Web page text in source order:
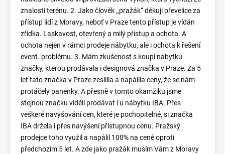
znalosti terénu. 2. Jako člověk ,,pražák“ děkuji převelice za
přístup lidí z Moravy, neboť v Praze tento přístup je vídán
zřídka. Laskavost, otevřený a milý přístup a ochota. A
ochota nejen v rámci prodeje nábytku, ale i ochota k řešení
event. problému. 3. Mám zkušenost s koupí nábytku
značky, kterou prodávala i designová značka v Praze. Za 5
let tato značka v Praze zesílila a napálila ceny, že se nám
protáčely panenky. A přesně v tomto okamžiku jsme
stejnou značku viděli prodávat i u nábytku IBA. Přes
veškeré navyšování cen, které je pochopitelné, si značka
IBA držela i přes navýšení přístupnou cenu. Pražský
prodejce toho využil a napálil 100% na ceně oproti
předchozím 5 let. A zde jako pražák musím Vám z Moravy